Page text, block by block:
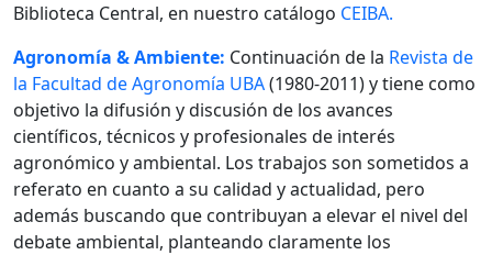
Biblioteca Central, en nuestro catálogo CEIBA.
Agronomía & Ambiente: Continuación de la Revista de
la Facultad de Agronomía UBA(1980-2011) y tiene como
objetivo la difusión y discusión de los avances
científicos, técnicos y profesionales de interés
agronómico y ambiental. Los trabajos son sometidos a
referato en cuanto a su calidad y actualidad, pero
además buscando que contribuyan a elevar el nivel del
debate ambiental, planteando claramente los